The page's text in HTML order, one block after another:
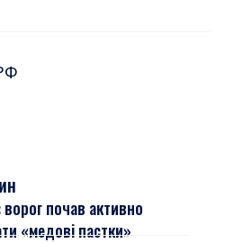
ворог почав активно
«медові пастки»